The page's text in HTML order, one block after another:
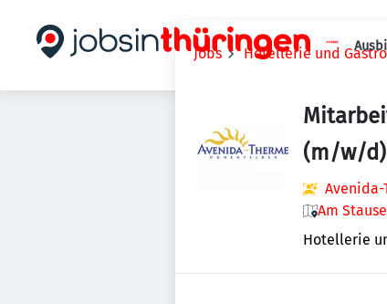
Jobs Hotellerie und
(m/w/d)
Am
Hotellerie